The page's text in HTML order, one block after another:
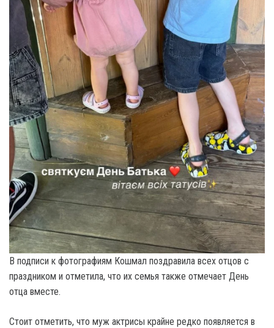
В подписи к фотографиям Кошмал поздравила всех отцов с
праздником и отметила, что их семья также отмечает День
отца вместе.
Стоит отметить, что муж актрисы крайне редко появляется в